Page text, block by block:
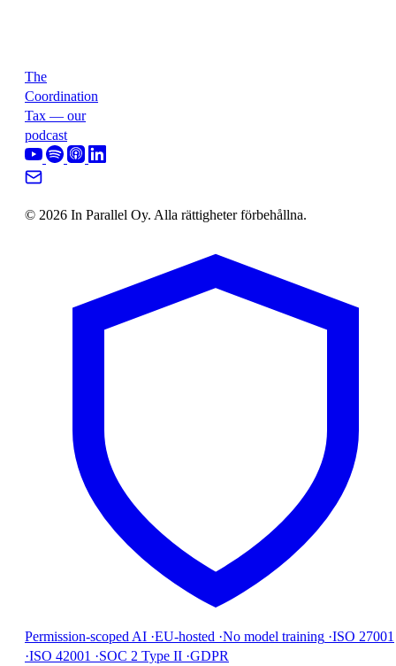
The
Coordination
Tax — our
podcast
© 2026 In Parallel Oy. Alla rättigheter förbehållna.
Permission-scoped AI ·EU-hosted ·No model training ·ISO 27001
·ISO 42001 ·SOC 2 Type II ·GDPR